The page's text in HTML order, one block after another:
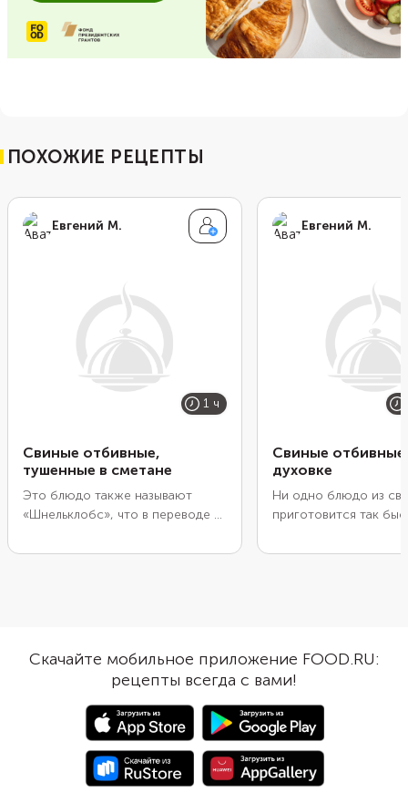
ПОХОЖИЕ РЕЦЕПТЫ
Евгений М.
1 ч
Свиные отбивные,
тушенные в сметане
Это блюдо также называют
«Шнельклобс», что в переводе с
отбивная». Действительно,
сметане до готовности. Подать
мясо можно с любым гарниром
или просто с нарезкой из свежих
Евгений М.
Свиные отбивные
духовке
Ни одно блюдо из
приготовится так
духовке свиные
а мясо не высохло
Чтобы сохранить сок
сделать свинину еще
пропитайте
вином со специями и
под «шубкой» из
сметаны с
Скачайте мобильное приложение FOOD.RU:
рецепты всегда с вами!